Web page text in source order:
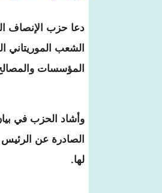
دعا حزب الإنصاف
الشعب الموريتاني
المؤسسات
وأشاد الحزب في
الصادرة عن
لها.